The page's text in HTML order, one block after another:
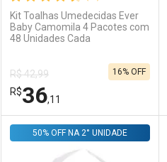
Comprar sem Desconto
Por R$ 8,06/cada
Comprar sem Desconto
Por R$ 8,06/cada
Kit Toalhas Umedecidas Ever
Baby Camomila 4 Pacotes com
48 Unidades Cada
R$ 42,99
R$36,11
16% OFF
50% OFF NA 2° UNIDADE